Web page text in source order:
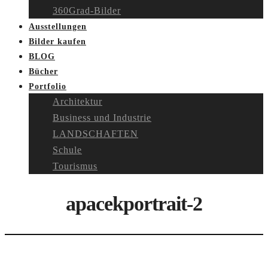
360Grad-Bilder
Ausstellungen
Bilder kaufen
BLOG
Bücher
Portfolio
Architektur
Business und Industrie
LANDSCHAFTEN
Schule
Tourismus
apacekportrait-2